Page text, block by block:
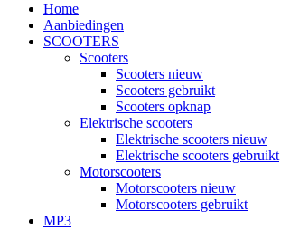
Home
Aanbiedingen
SCOOTERS
Scooters
Scooters nieuw
Scooters gebruikt
Scooters opknap
Elektrische scooters
Elektrische scooters nieuw
Elektrische scooters gebruikt
Motorscooters
Motorscooters nieuw
Motorscooters gebruikt
MP3